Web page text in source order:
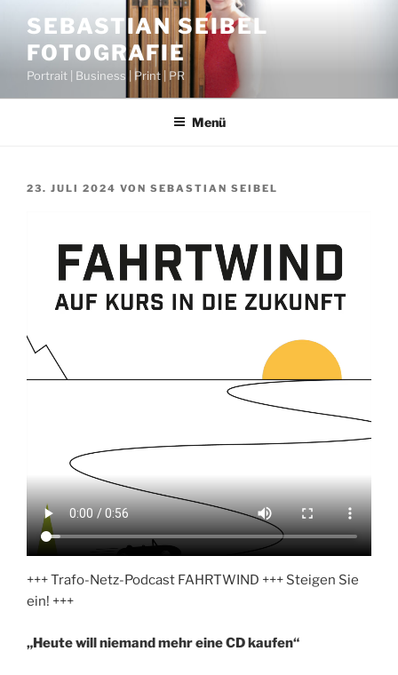
Inhalt
springen
SEBASTIAN SEIBEL
FOTOGRAFIE
Portrait | Business | Print | PR
Menü
VERÖFFENTLICHT
23. JULI 2024 VON SEBASTIAN SEIBEL
+++ Trafo-Netz-Podcast FAHRTWIND +++ Steigen Sie
ein! +++
„Heute will niemand mehr eine CD kaufen“